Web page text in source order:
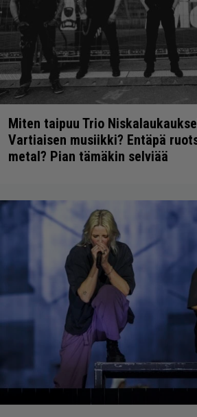
Miten taipuu Trio
Vartiaisen musiikki? Entäpä
metal? Pian tämäkin selviää